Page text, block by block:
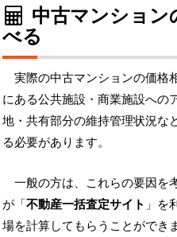
中古マンション
べる
実際の中古マンションの価格
にある公共施設・商業施設への
地・共有部分の維持管理状況な
る必要があります。
一般の方は、これらの要因を
が「不動産一括査定サイト 」を
場を計算してもらうことができ